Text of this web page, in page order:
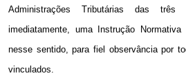
Administrações Tributárias das três
imediatamente, uma Instrução
nesse sentido, para fiel observância por
vinculados.